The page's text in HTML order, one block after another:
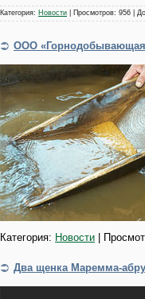
Категория: Новости | Просмотров: 956 |
ООО
Категория: Новости |
Два щенка Маремма-